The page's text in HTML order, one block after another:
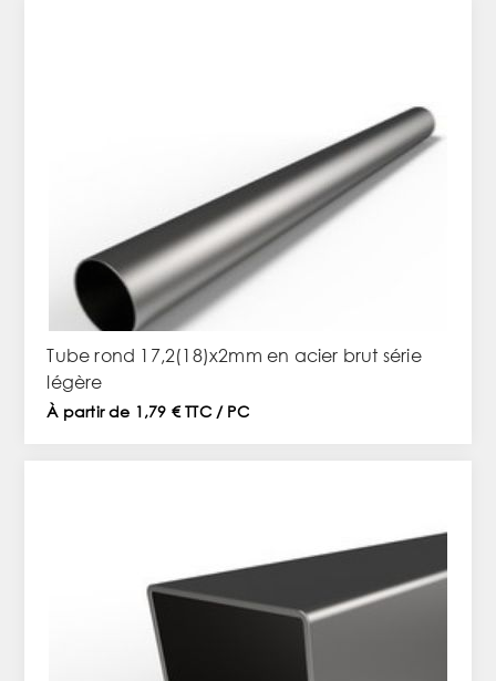
Tube rond 17,2(18)x2mm en acier brut série
légère
À partir de 1,79 € TTC / PC